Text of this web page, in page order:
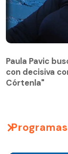
con decisiva
Córtenla"
Paula Pavic
con decisiva
Córtenla"
Programas